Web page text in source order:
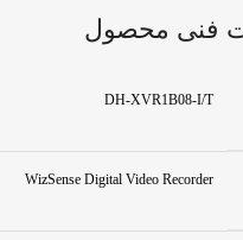
فنی محصول
DH‑XVR1B08‑I/T
WizSense Digital Video Recorder